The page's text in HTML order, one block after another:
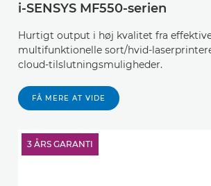
i-SENSYS MF550-serien
Hurtigt output i høj kvalitet fra
multifunktionelle sort/hvid-
cloud-tilslutningsmuligheder.
FÅ MERE AT VIDE
3 ÅRS GARANTI